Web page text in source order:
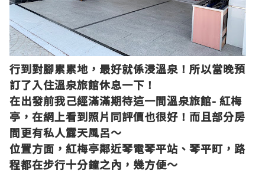
行到對腳累累地，最好就係浸溫泉！所以當晚預
訂了入住溫泉旅館休息一下！
在出發前我己經滿滿期待這一間溫泉旅館- 紅梅
亭 ，在網上看到照片同評價也很好！而且部分房
間更有私人露天風呂～
位置方面，紅梅亭鄰近琴電琴平站、琴平町，路
程都在步行十分鐘之內，幾方便～